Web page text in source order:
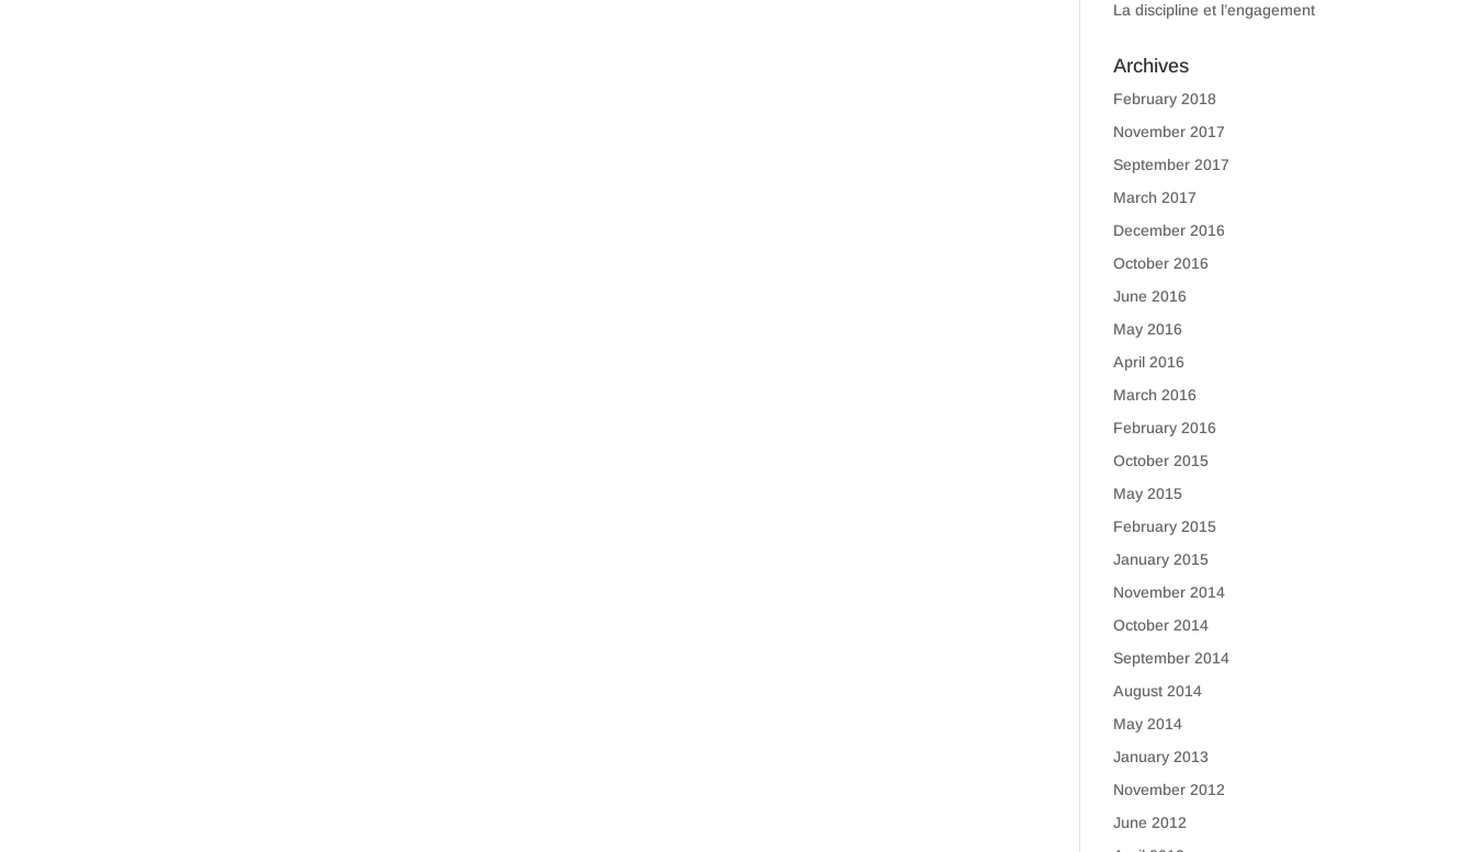
La discipline et l’engagement
Archives
February 2018
November 2017
September 2017
March 2017
December 2016
October 2016
June 2016
May 2016
April 2016
March 2016
February 2016
October 2015
May 2015
February 2015
January 2015
November 2014
October 2014
September 2014
August 2014
May 2014
January 2013
November 2012
June 2012